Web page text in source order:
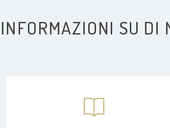
INFORMAZIONI SU DI